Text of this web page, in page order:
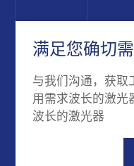
满足您确切
与我们沟通，获取
用需求波长的激光
波长的激光器